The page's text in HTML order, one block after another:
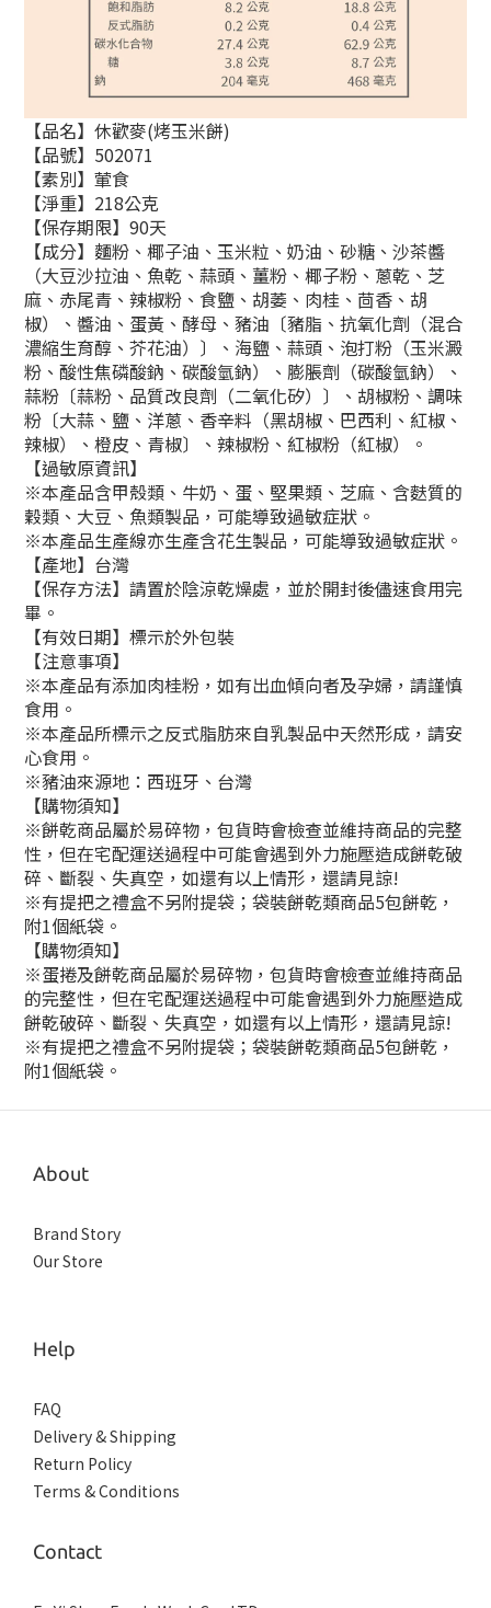
【品名】休歡麥(烤玉米餅)
【品號】502071
【素別】葷食
【淨重】218公克
【保存期限】90天
【成分】麵粉、椰子油、玉米粒、奶油、砂糖、沙茶醬
（大豆沙拉油、魚乾、蒜頭、薑粉、椰子粉、蔥乾、芝
麻、赤尾青、辣椒粉、食鹽、胡萎、肉桂、茴香、胡
椒）、醬油、蛋黃、酵母、豬油〔豬脂、抗氧化劑（混合
濃縮生育醇、芥花油）〕、海鹽、蒜頭、泡打粉（玉米澱
粉、酸性焦磷酸鈉、碳酸氫鈉）、膨脹劑（碳酸氫鈉）、
蒜粉〔蒜粉、品質改良劑（二氧化矽）〕、胡椒粉、調味
粉〔大蒜、鹽、洋蔥、香辛料（黑胡椒、巴西利、紅椒、
辣椒）、橙皮、青椒〕、辣椒粉、紅椒粉（紅椒）。
【過敏原資訊】
※本產品含甲殼類、牛奶、蛋、堅果類、芝麻、含麩質的
穀類、大豆、魚類製品，可能導致過敏症狀。
※本產品生產線亦生產含花生製品，可能導致過敏症狀。
【產地】台灣
【保存方法】請置於陰涼乾燥處，並於開封後儘速食用完
畢。
【有效日期】標示於外包裝
【注意事項】
※本產品有添加肉桂粉，如有出血傾向者及孕婦，請謹慎
食用。
※本產品所標示之反式脂肪來自乳製品中天然形成，請安
心食用。
※豬油來源地：西班牙、台灣
【購物須知】
※餅乾商品屬於易碎物，包貨時會檢查並維持商品的完整
性，但在宅配運送過程中可能會遇到外力施壓造成餅乾破
碎、斷裂、失真空，如還有以上情形，還請見諒!
※有提把之禮盒不另附提袋；袋裝餅乾類商品5包餅乾，
附1個紙袋。
【購物須知】
※蛋捲及餅乾商品屬於易碎物，包貨時會檢查並維持商品
的完整性，但在宅配運送過程中可能會遇到外力施壓造成
餅乾破碎、斷裂、失真空，如還有以上情形，還請見諒!
※有提把之禮盒不另附提袋；袋裝餅乾類商品5包餅乾，
附1個紙袋。
About
Brand Story
Our Store
Help
FAQ
Delivery & Shipping
Return Policy
Terms & Conditions
Contact